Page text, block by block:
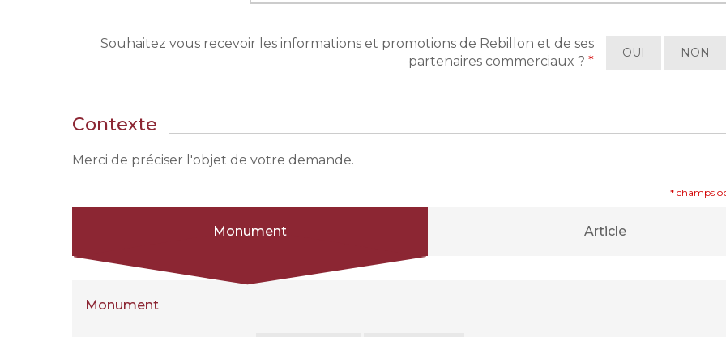
Souhaitez vous recevoir les informations et promotions de Rebillon et de ses
partenaires commerciaux ? *
OUI NON
Contexte
Merci de préciser l'objet de votre demande.
* champs
Monument Article
Monument